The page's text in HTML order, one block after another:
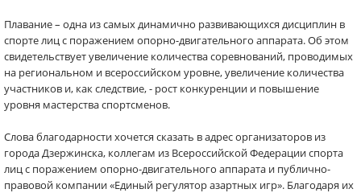
Плавание – одна из самых динамично развивающихся дисциплин в
спорте лиц с поражением опорно-двигательного аппарата. Об этом
свидетельствует увеличение количества соревнований, проводимых
на региональном и всероссийском уровне, увеличение количества
участников и, как следствие, - рост конкуренции и повышение
уровня мастерства спортсменов.
Слова благодарности хочется сказать в адрес организаторов из
города Дзержинска, коллегам из Всероссийской Федерации спорта
лиц с поражением опорно-двигательного аппарата и публично-
правовой компании «Единый регулятор азартных игр». Благодаря их